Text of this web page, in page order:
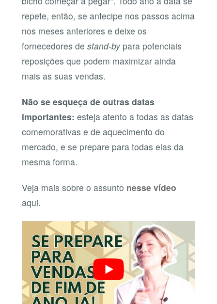
repete, então, se antecipe nos passos acima
nos meses anteriores e deixe os
fornecedores de stand-bypara potenciais
reposições que podem maximizar ainda
mais as suas vendas.
Não se esqueça de outras datas
importantes: esteja atento a todas as datas
comemorativas e de aquecimento do
mercado, e se prepare para todas elas da
mesma forma.
Veja mais sobre o assunto nesse vídeo
aqui.